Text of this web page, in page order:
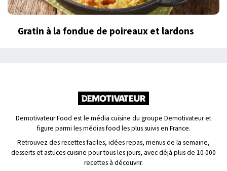
Gratin à la fondue de poireaux et lardons
Demotivateur Food est le média cuisine du groupe Demotivateur et
figure parmi les médias food les plus suivis en France.
Retrouvez des recettes faciles, idées repas, menus de la semaine,
desserts et astuces cuisine pour tous les jours, avec déjà plus de 10 000
recettes à découvrir.